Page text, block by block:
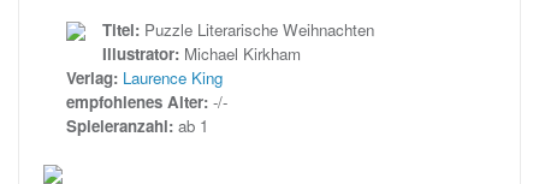
Titel: Puzzle Literarische Weihnachten
Illustrator: Michael Kirkham
Verlag: Laurence King
empfohlenes Alter: -/-
Spieleranzahl: ab 1